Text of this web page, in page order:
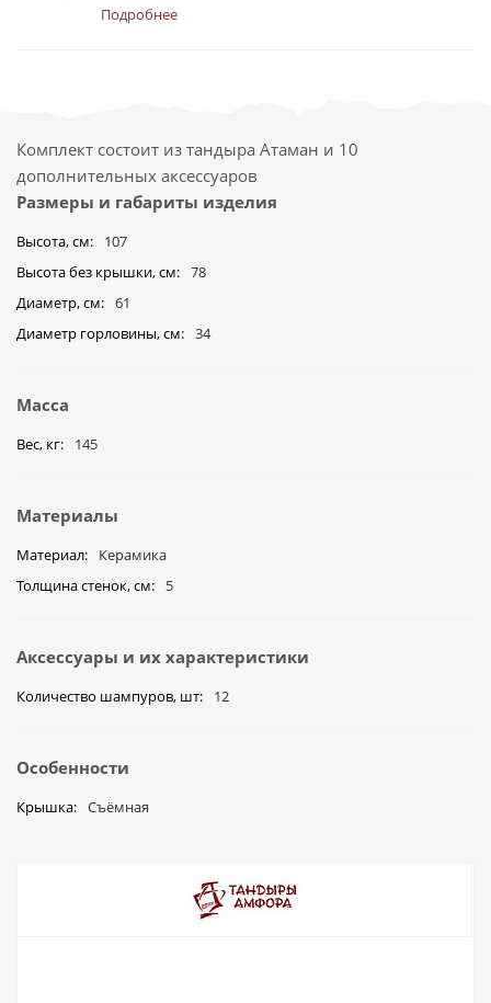
Подробнее
Комплект состоит из тандыра Атаман и 10
дополнительных аксессуаров
Размеры и габариты изделия
Высота, см
107
Высота без крышки, см
78
Диаметр, см
61
Диаметр горловины, см
34
Масса
Вес, кг 145
Материалы
Материал
Керамика
Толщина стенок, см
5
Аксессуары и их характеристики
Количество шампуров, шт 12
Особенности
Крышка Съёмная